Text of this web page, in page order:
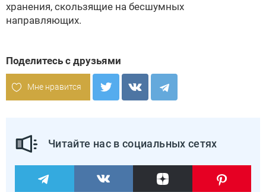
хранения, скользящие на бесшумных
направляющих.
Поделитесь с друзьями
Мне нравится
Читайте нас в социальных сетях